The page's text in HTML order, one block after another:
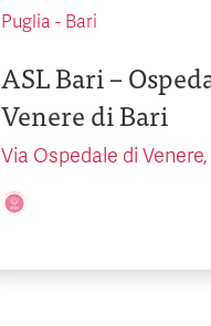
Puglia - Bari
ASL Bari –
Venere di Bari
Via Ospedale di Venere,